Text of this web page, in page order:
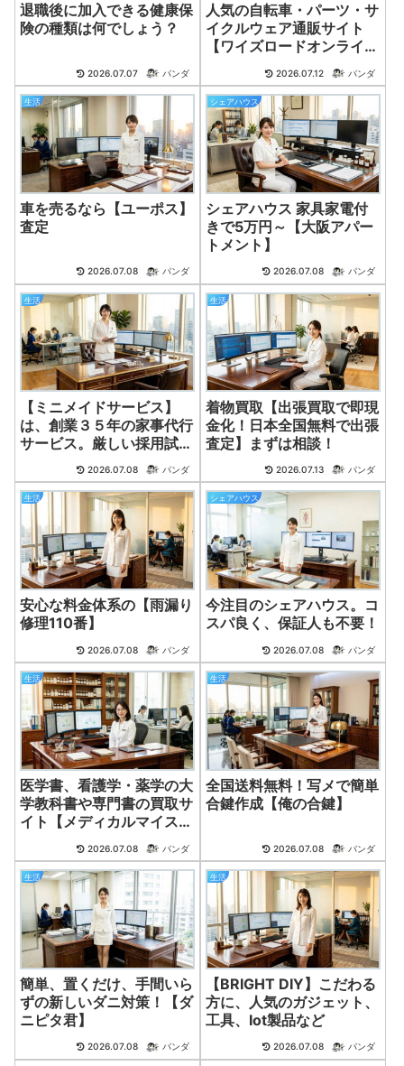
退職後に加入できる健康保
険の種類は何でしょう？
2026.07.07 パンダ
人気の自転車・パーツ・サ
イクルウェア通販サイト
【ワイズロードオンライ
2026.07.12 パンダ
生活
車を売るなら【ユーポス】
査定
2026.07.08 パンダ
シェアハウス
シェアハウス 家具家電付
きで5万円～【大阪アパー
トメント】
2026.07.08 パンダ
生活
【ミニメイドサービス】
は、創業３５年の家事代行
サービス。厳しい採用試験
に合格したスペシャリス
ト。
2026.07.08 パンダ
生活
着物買取【出張買取で即現
金化！日本全国無料で出張
査定】まずは相談！
2026.07.13 パンダ
生活
安心な料金体系の【雨漏り
修理110番】
2026.07.08 パンダ
シェアハウス
今注目のシェアハウス。コ
スパ良く、保証人も不要！
2026.07.08 パンダ
生活
医学書、看護学・薬学の大
学教科書や専門書の買取サ
イト【メディカルマイスタ
2026.07.08 パンダ
生活
全国送料無料！写メで簡単
合鍵作成【俺の合鍵】
2026.07.08 パンダ
生活
簡単、置くだけ、手間いら
ずの新しいダニ対策！【ダ
ニピタ君】
2026.07.08 パンダ
生活
【BRIGHT DIY】こだわる
方に、人気のガジェット、
工具、Iot製品など
2026.07.08 パンダ